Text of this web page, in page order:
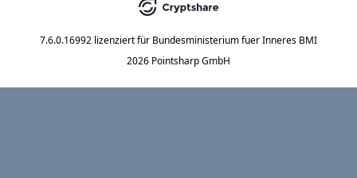
7.6.0.16992 lizenziert für Bundesministerium fuer Inneres BMI
2026 Pointsharp GmbH